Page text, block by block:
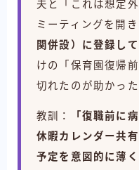
夫と「これは想定
ミーティングを開き
関併設）に登録し
けの「保育園復帰
切れたのが助かった
教訓：
「復職前に
休暇カレンダー共
予定を意図的に薄く